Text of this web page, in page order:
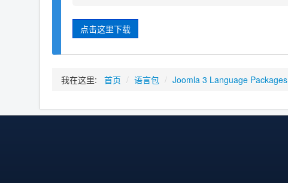
点击这里下载
我在这里: 首页 / 语言包 / Joomla 3 Language Packages